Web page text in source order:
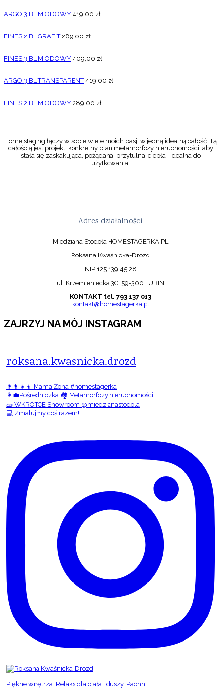
ARGO 3 BL MIODOWY 419,00 zł
FINES 2 BL GRAFIT 289,00 zł
FINES 3 BL MIODOWY 409,00 zł
ARGO 3 BL TRANSPARENT 419,00 zł
FINES 2 BL MIODOWY 289,00 zł
Home staging łączy w sobie wiele moich pasji w jedną idealną całość. Tą
całością jest projekt, konkretny plan metamorfozy nieruchomości, aby
stała się zaskakująca, pożądana, przytulna, ciepła i idealna do
użytkowania.
Adres działalności
Miedziana Stodoła HOMESTAGERKA.PL
Roksana Kwaśnicka-Drozd
NIP 125 139 45 28
ul. Krzemieniecka 3C, 59-300 LUBIN
KONTAKT tel. 793 137 013
kontakt@homestagerka.pl
ZAJRZYJ NA MÓJ INSTAGRAM
roksana.kwasnicka.drozd
👨‍👩‍👧‍👦 Mama Żona #homestagerka
👩‍💼Pośredniczka 🏘️ Metamorfozy nieruchomości
🧱 WKRÓTCE Showroom @miedzianastodola
💻 Zmalujmy coś razem!
Piękne wnętrza. Relaks dla ciała i duszy. Pachn